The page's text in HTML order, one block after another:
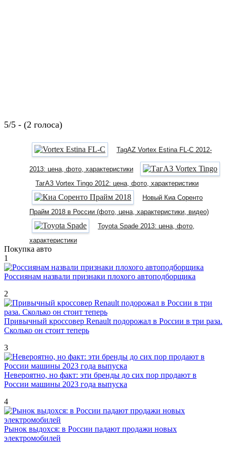
5/5 - (2 голоса)
TagAZ Vortex Estina FL-C 2012-
2013: цена, фото, характеристики
ТагАЗ Vortex Tingo 2012: цена, фото, характеристики
Новый Киа Соренто
Прайм 2018 в России (фото, цена, характеристики, видео)
Toyota Spade 2013: цена, фото,
характеристики
Покупка авто
1
Россиянам назвали признаки плохого автоподборщика
2
Привычный кроссовер Renault подорожал в России в три раза.
Сколько он стоит теперь
3
Невероятно, но факт: эти бренды до сих пор продают в
России машины 2023 года выпуска
4
Рынок выдохся: в России падают продажи новых
электромобилей